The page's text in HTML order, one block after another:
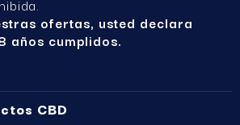
ofertas, usted declara
años cumplidos.
CBD